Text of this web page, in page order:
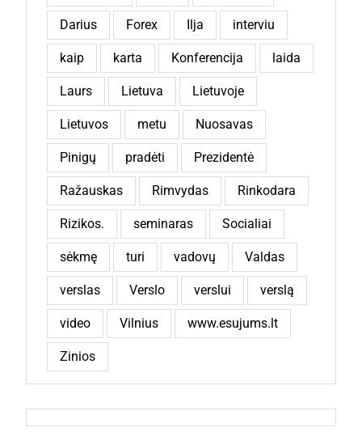
Darius Forex Ilja interviu
kaip karta Konferencija laida
Laurs Lietuva Lietuvoje
Lietuvos metu Nuosavas
Pinigų pradėti Prezidentė
Ražauskas Rimvydas Rinkodara
Rizikos. seminaras Socialiai
sėkmę turi vadovų Valdas
verslas Verslo verslui verslą
video Vilnius www.esujums.lt
Zinios